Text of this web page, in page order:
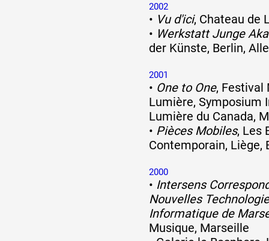
2002
• Vu d'ici, Chateau de
• Werkstatt Junge
der Künste, Berlin,
2001
• One to One, Festival
Lumière, Symposium
Lumière du Canada,
• Pièces Mobiles, Les
Contemporain, Liège,
2000
• Intersens
Nouvelles
Informatique de
Musique, Marseille